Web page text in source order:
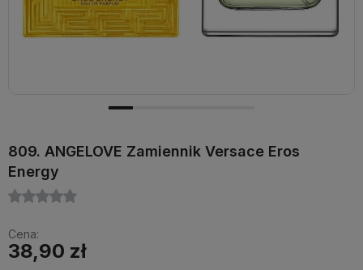
809. ANGELOVE Zamiennik Versace Eros
Energy
Cena:
38,90 zł